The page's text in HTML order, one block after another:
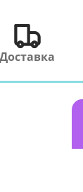
Доставка